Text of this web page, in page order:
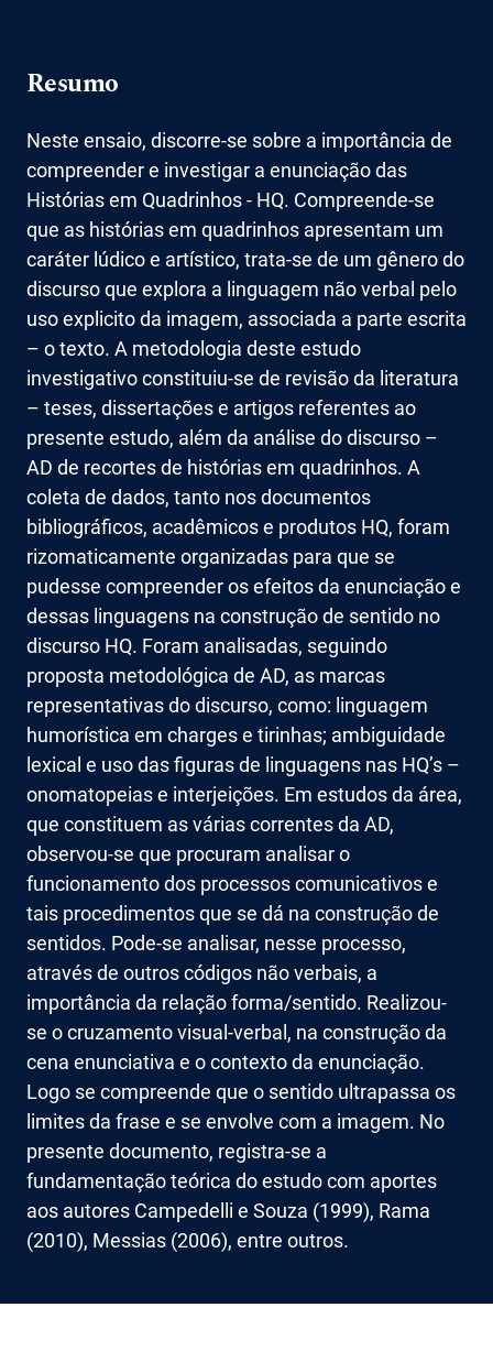
Resumo
Neste ensaio, discorre-se sobre a importância de
compreender e investigar a enunciação das
Histórias em Quadrinhos - HQ. Compreende-se
que as histórias em quadrinhos apresentam um
caráter lúdico e artístico, trata-se de um gênero do
discurso que explora a linguagem não verbal pelo
uso explicito da imagem, associada a parte escrita
– o texto. A metodologia deste estudo
investigativo constituiu-se de revisão da literatura
– teses, dissertações e artigos referentes ao
presente estudo, além da análise do discurso –
AD de recortes de histórias em quadrinhos. A
coleta de dados, tanto nos documentos
bibliográficos, acadêmicos e produtos HQ, foram
rizomaticamente organizadas para que se
pudesse compreender os efeitos da enunciação e
dessas linguagens na construção de sentido no
discurso HQ. Foram analisadas, seguindo
proposta metodológica de AD, as marcas
representativas do discurso, como: linguagem
humorística em charges e tirinhas; ambiguidade
lexical e uso das figuras de linguagens nas HQ’s –
onomatopeias e interjeições. Em estudos da área,
que constituem as várias correntes da AD,
observou-se que procuram analisar o
funcionamento dos processos comunicativos e
tais procedimentos que se dá na construção de
sentidos. Pode-se analisar, nesse processo,
através de outros códigos não verbais, a
importância da relação forma/sentido. Realizou-
se o cruzamento visual-verbal, na construção da
cena enunciativa e o contexto da enunciação.
Logo se compreende que o sentido ultrapassa os
limites da frase e se envolve com a imagem. No
presente documento, registra-se a
fundamentação teórica do estudo com aportes
aos autores Campedelli e Souza (1999), Rama
(2010), Messias (2006), entre outros.